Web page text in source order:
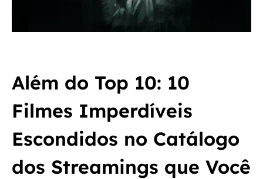
Além do Top 10: 10
Filmes Imperdíveis
Escondidos no Catálogo
dos Streamings que Você